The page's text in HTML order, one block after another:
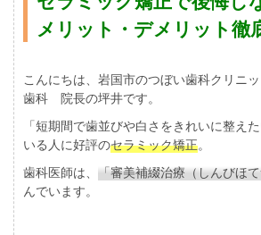
メリット・デメリット徹
こんにちは、岩国市のつぼい歯科クリニ
歯科 院長の坪井です。
「短期間で歯並びや白さをきれいに整え
いる人に好評のセラミック矯正。
歯科医師は、「審美補綴治療（しんびほ
んでいます。